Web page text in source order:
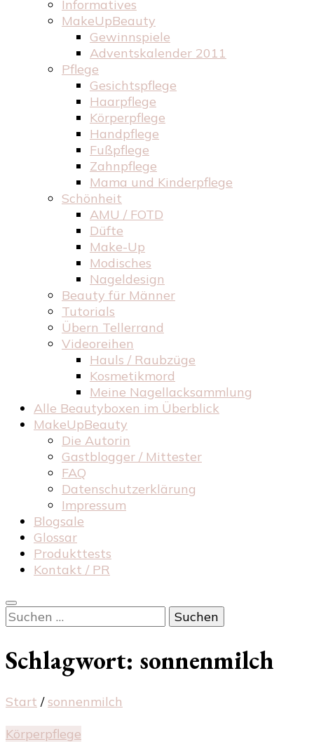
Informatives
MakeUpBeauty
Gewinnspiele
Adventskalender 2011
Pflege
Gesichtspflege
Haarpflege
Körperpflege
Handpflege
Fußpflege
Zahnpflege
Mama und Kinderpflege
Schönheit
AMU / FOTD
Düfte
Make-Up
Modisches
Nageldesign
Beauty für Männer
Tutorials
Übern Tellerrand
Videoreihen
Hauls / Raubzüge
Kosmetikmord
Meine Nagellacksammlung
Alle Beautyboxen im Überblick
MakeUpBeauty
Die Autorin
Gastblogger / Mittester
FAQ
Datenschutzerklärung
Impressum
Blogsale
Glossar
Produkttests
Kontakt / PR
Suchen
nach:
Schlagwort: sonnenmilch
Start / sonnenmilch
Körperpflege